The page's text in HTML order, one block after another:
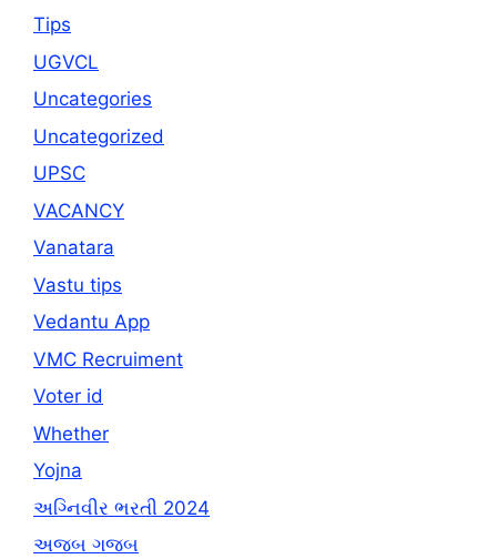
Tips
UGVCL
Uncategories
Uncategorized
UPSC
VACANCY
Vanatara
Vastu tips
Vedantu App
VMC Recruiment
Voter id
Whether
Yojna
અગ્નિવીર ભરતી 2024
અજબ ગજબ